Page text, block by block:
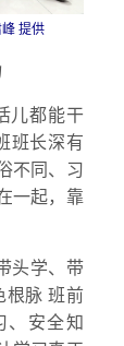
提供
儿都能干
班长深有
不同、习
一起，靠
头学、带
根脉 班前
、安全知